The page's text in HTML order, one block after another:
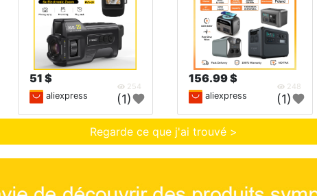
51 $
254
aliexpress (1)
156.99 $
248
aliexpress (1)
Regarde ce que j'ai trouvé >